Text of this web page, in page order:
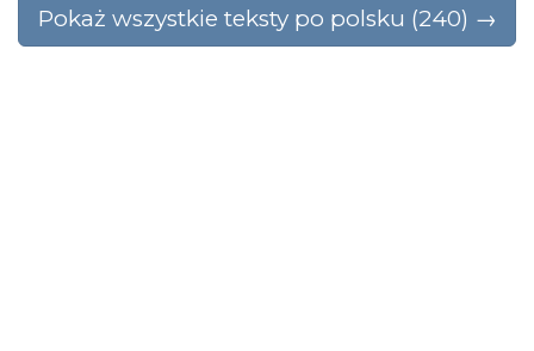
Pokaż wszystkie teksty po polsku (240) →